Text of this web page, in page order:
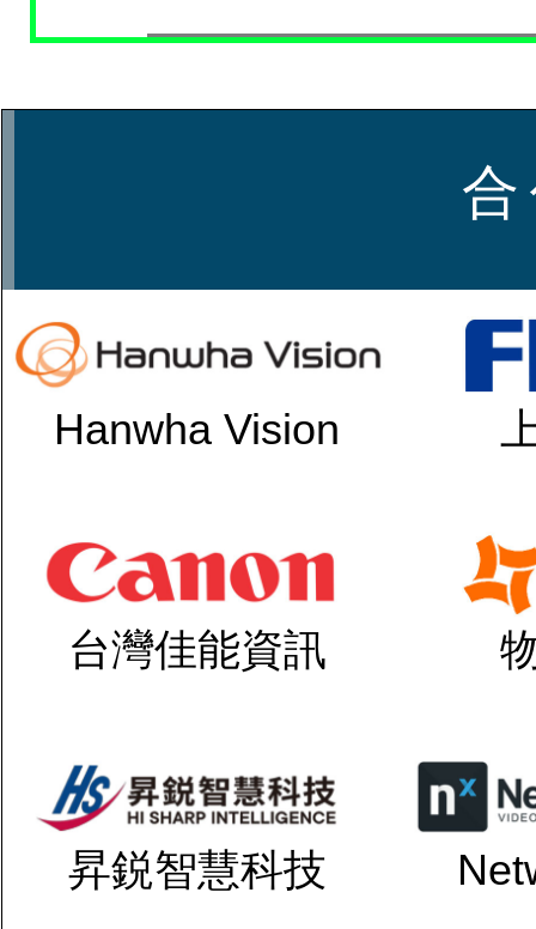
合
Hanwha Vision
台灣佳能資訊
昇鋭智慧科技